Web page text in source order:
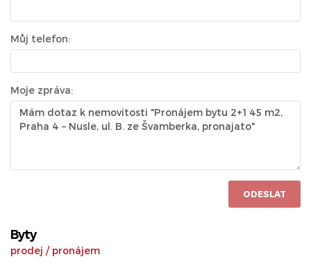
Můj telefon:
Moje zpráva:
ODESLAT
Byty
prodej / pronájem